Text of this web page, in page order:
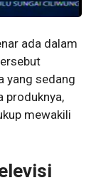
ada dalam
yang sedang
produknya,
mewakili